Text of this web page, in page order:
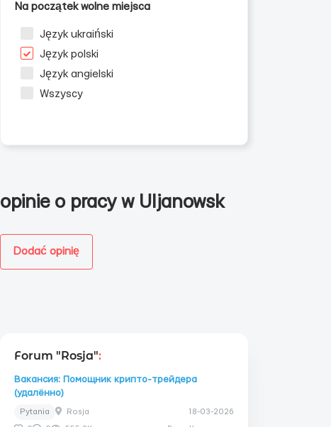
Na początek wolne miejsca
Język ukraiński
Język polski
Język angielski
Wszyscy
opinie o pracy w Uljanowsk
Dodać opinię
Forum "Rosja":
Вакансия: Помощник крипто-трейдера
(удалённо)
Pytania Rosja 18-03-2026